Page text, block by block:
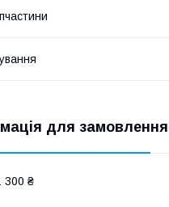
для замовлення
300 ₴